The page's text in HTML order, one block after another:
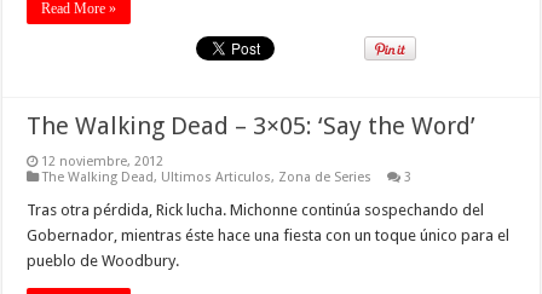
Read More »
The Walking Dead – 3×05: ‘Say the Word’
12 noviembre, 2012
The Walking Dead, Ultimos Articulos, Zona de Series 3
Tras otra pérdida, Rick lucha. Michonne continúa sospechando del
Gobernador, mientras éste hace una fiesta con un toque único para el
pueblo de Woodbury.